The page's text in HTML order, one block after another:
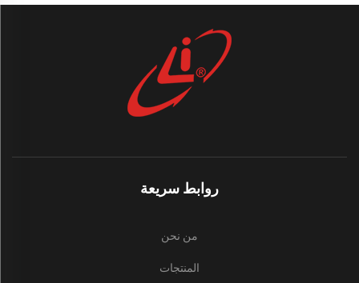
روابط سريعة
من نحن
المنتجات